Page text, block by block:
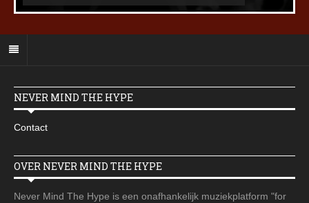
NEVER MIND THE HYPE
Contact
OVER NEVER MIND THE HYPE
Never Mind The Hype is een onafhankelijk muziekplatform "for